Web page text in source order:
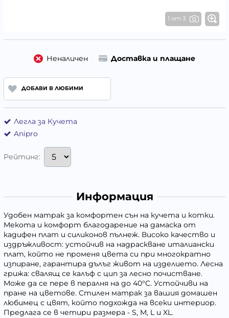
1 от 3
Неналичен Доставка и плащане
ДОБАВИ В ЛЮБИМИ
Легла за Кучета
Anipro
Рейтинг:
Информация
Удобен матрак за комфортен сън на кучета и котки.
Мекота и комфорт благодарение на дамаска от
кадифен плат и силиконов пълнеж. Високо качество и
издръжливост: устойчив на надраскване италиански
плат, който не променя цвета си при многократно
изпиране, гарантира дълъг живот на изделието. Лесна
грижа: свалящ се калъф с цип за лесно почистване.
Може да се пере в пералня на до 40°C. Устойчиви на
пране на цветове. Стилен матрак за вашия домашен
любимец с цвят, който подхожда на всеки интериор.
Предлага се в четири размера - S, M, L и XL.